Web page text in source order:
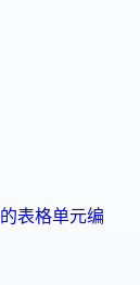
表格单元编